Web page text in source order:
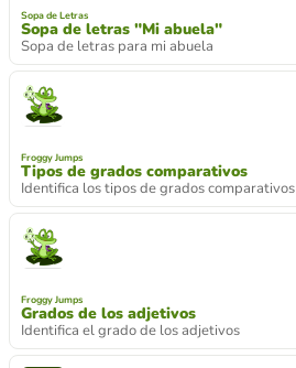
Sopa de Letras
Sopa de letras "Mi abuela"
Sopa de letras para mi abuela
Froggy Jumps
Tipos de grados comparativos
Identifica los tipos de grados comparativos
Froggy Jumps
Grados de los adjetivos
Identifica el grado de los adjetivos